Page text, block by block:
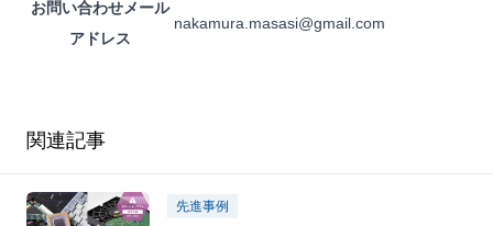
お問い合わせメール
アドレス
nakamura.masasi@gmail.com
関連記事
先進事例